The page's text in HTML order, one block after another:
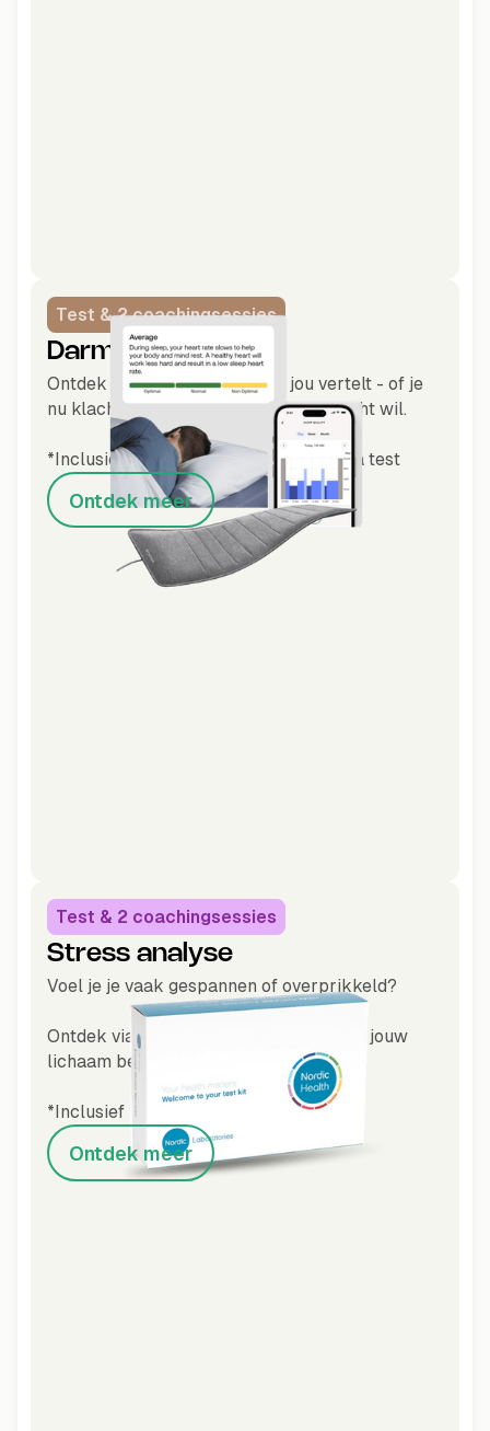
Test & 2 coachingsessies
Darmflora test
Ontdek wat jouw microbioom jou vertelt - of je
nu klachten ervaart of preventief inzicht wil.
*Inclusief DNA-gebasseerde darmflora test
Ontdek meer
Test & 2 coachingsessies
Stress analyse
Voel je je vaak gespannen of overprikkeld?
Ontdek via een speekseltest hoe stress jouw
lichaam beïnvloedt.
*Inclusief Speeksel Cortisol test
Ontdek meer